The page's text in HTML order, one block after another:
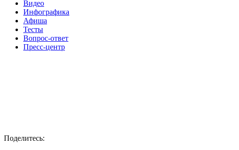
Видео
Инфографика
Афиша
Тесты
Вопрос-ответ
Пресс-центр
Поделитесь: